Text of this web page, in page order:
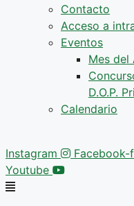
Contacto
Acceso a
Eventos
Mes del
D.O.P.
Calendario
Instagram Facebook-f
Youtube